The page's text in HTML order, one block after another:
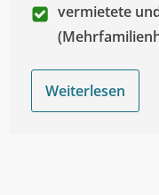
vermietete
Weiterlesen